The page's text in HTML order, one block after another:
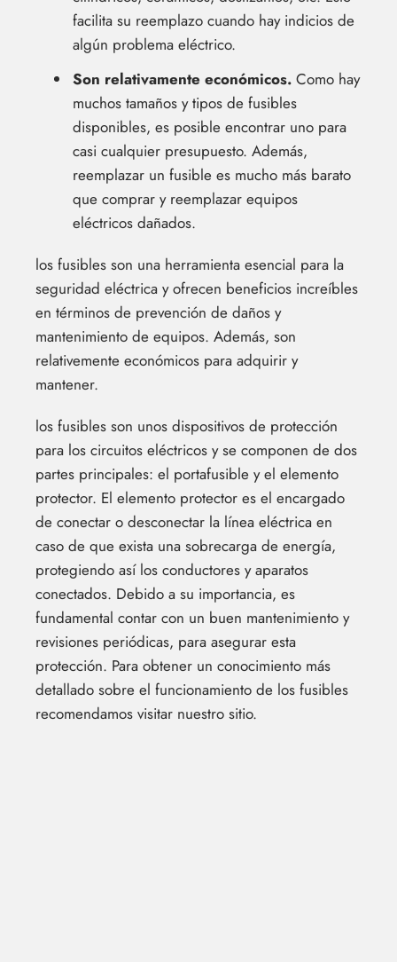
facilita su reemplazo cuando hay indicios de
algún problema eléctrico.
Son relativamente económicos. Como hay
muchos tamaños y tipos de fusibles
disponibles, es posible encontrar uno para
casi cualquier presupuesto. Además,
reemplazar un fusible es mucho más barato
que comprar y reemplazar equipos
eléctricos dañados.
los fusibles son una herramienta esencial para la
seguridad eléctrica y ofrecen beneficios increíbles
en términos de prevención de daños y
mantenimiento de equipos. Además, son
relativemente económicos para adquirir y
mantener.
los fusibles son unos dispositivos de protección
para los circuitos eléctricos y se componen de dos
partes principales: el portafusible y el elemento
protector. El elemento protector es el encargado
de conectar o desconectar la línea eléctrica en
caso de que exista una sobrecarga de energía,
protegiendo así los conductores y aparatos
conectados. Debido a su importancia, es
fundamental contar con un buen mantenimiento y
revisiones periódicas, para asegurar esta
protección. Para obtener un conocimiento más
detallado sobre el funcionamiento de los fusibles
recomendamos visitar nuestro sitio.